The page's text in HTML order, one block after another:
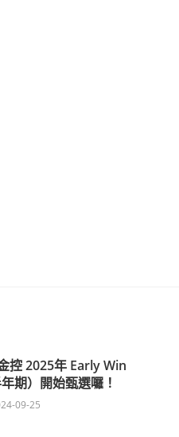
控 2025年 Early Win
期）開始甄選囉！
09-25